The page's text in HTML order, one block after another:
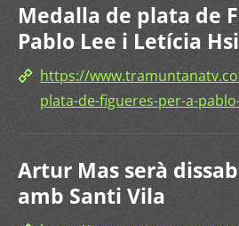
Medalla de plata de
Pablo Lee i Letícia
https://
plata-de-figueres-per-a-
Artur Mas serà
amb Santi Vila